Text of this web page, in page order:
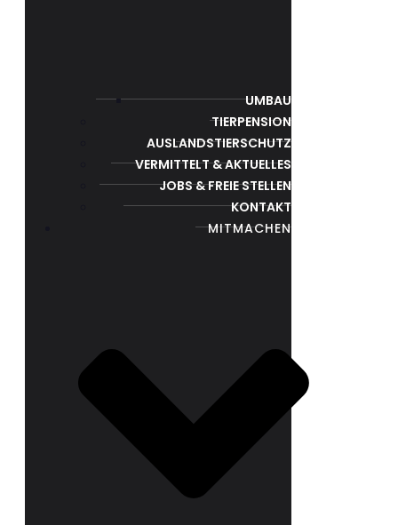
UMBAU
TIERPENSION
AUSLANDSTIERSCHUTZ
VERMITTELT & AKTUELLES
JOBS & FREIE STELLEN
KONTAKT
MITMACHEN